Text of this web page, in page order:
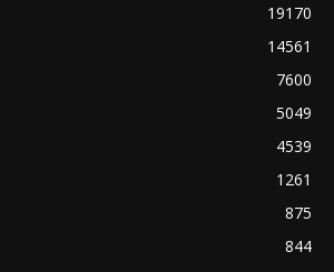
19170
14561
7600
5049
4539
1261
875
844